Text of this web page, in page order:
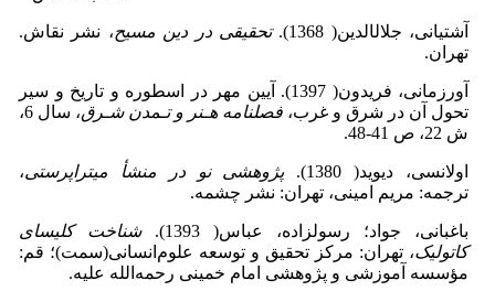
آشتیانی، جلال­الدین( 1368). تحقیقی در دین مسیح، نشر نقاش.
تهران.
آورزمانی، فریدون( 1397). آیین مهر در اسطوره و تاریخ و سیر
تحول آن در شرق و غرب، فصلنامه هـنر و تـمدن شـرق
، سال 6،
ش 22، ص 41-48.
اولانسی، دیوید( 1380). پژوهشی نو در منشأ میتراپرستی،
ترجمه: مریم امینی، تهران: نشر چشمه.
باغبانی، جواد؛ رسول­زاده، عباس( 1393).
شناخت کلیسای
کاتولیک، تهران: مرکز تحقیق و توسعه علوم‌انسانی(سمت)؛ قم:
مؤسسه آموزشی و پژوهشی امام خمینی رحمه‌الله علیه.